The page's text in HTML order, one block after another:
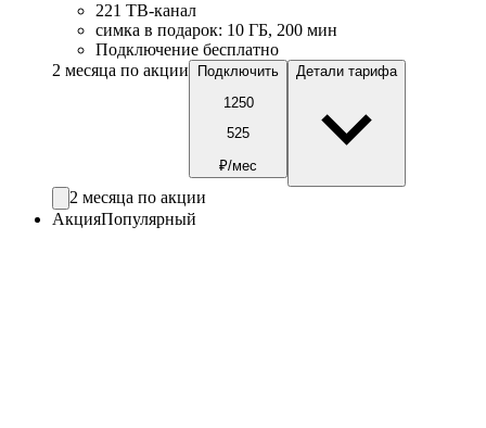
221 ТB-канал
симка в подарок: 10 ГБ, 200 мин
Подключение бесплатно
2 месяца по акции
Подключить
1250
525
₽/мес
Детали тарифа
2 месяца по акции
АкцияПопулярный